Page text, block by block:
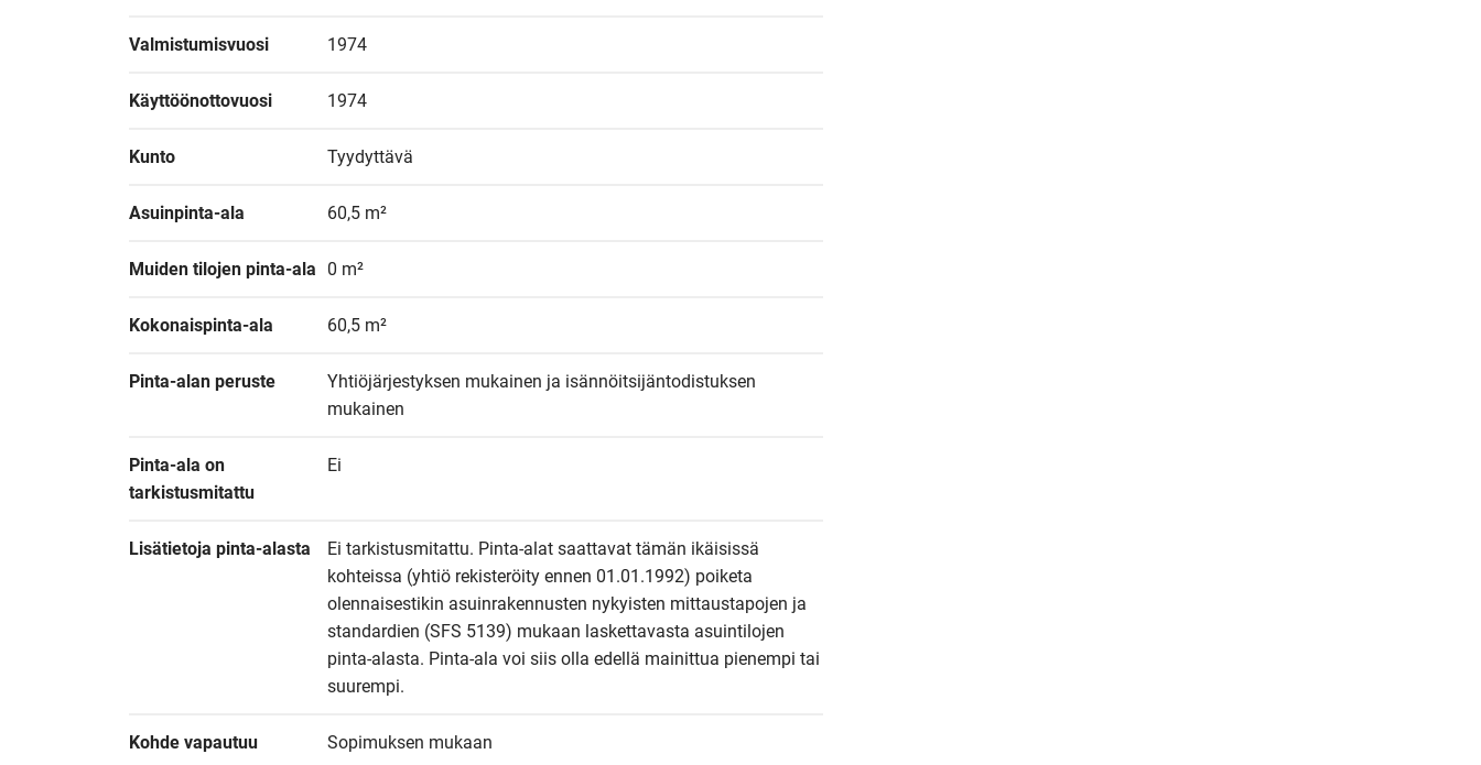
Valmistumisvuosi 1974
Käyttöönottovuosi 1974
Kunto Tyydyttävä
Asuinpinta-ala 60,5 m²
Muiden tilojen pinta-ala 0 m²
Kokonaispinta-ala 60,5 m²
Pinta-alan peruste
Yhtiöjärjestyksen mukainen ja isännöitsijäntodistuksen
mukainen
Pinta-ala on
tarkistusmitattu
Ei
Lisätietoja pinta-alasta
Ei tarkistusmitattu. Pinta-alat saattavat tämän ikäisissä
kohteissa (yhtiö rekisteröity ennen 01.01.1992) poiketa
olennaisestikin asuinrakennusten nykyisten mittaustapojen ja
standardien (SFS 5139) mukaan laskettavasta asuintilojen
pinta-alasta. Pinta-ala voi siis olla edellä mainittua pienempi tai
suurempi.
Kohde vapautuu Sopimuksen mukaan